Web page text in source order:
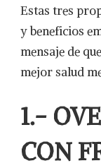
Estas tres
y beneficios
mensaje de
mejor salud
1.-
CON